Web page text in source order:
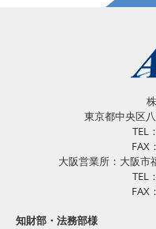
東京都中央区
TEL
FAX
大阪営業所：大阪市
TEL
FAX
知財部・法務部様